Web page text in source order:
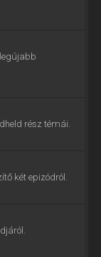
rész témái.
két epizódról.